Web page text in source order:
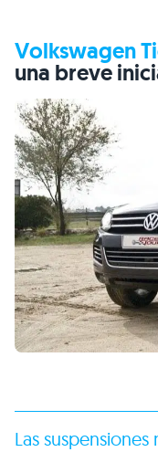
Volkswagen
una breve
Las